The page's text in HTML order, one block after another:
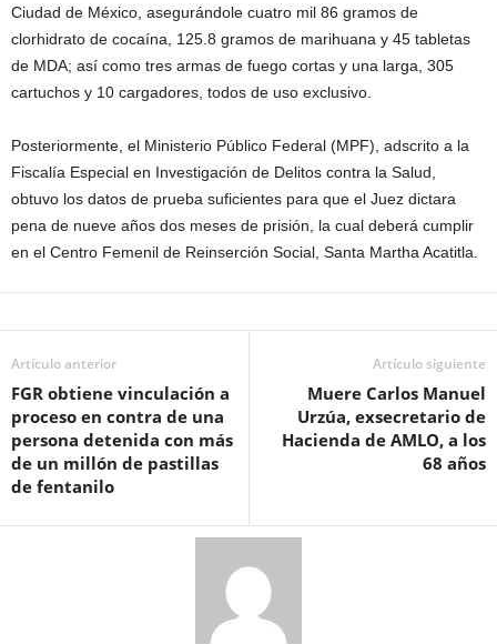
Ciudad de México, asegurándole cuatro mil 86 gramos de
clorhidrato de cocaína, 125.8 gramos de marihuana y 45 tabletas
de MDA; así como tres armas de fuego cortas y una larga, 305
cartuchos y 10 cargadores, todos de uso exclusivo.
Posteriormente, el Ministerio Público Federal (MPF), adscrito a la
Fiscalía Especial en Investigación de Delitos contra la Salud,
obtuvo los datos de prueba suficientes para que el Juez dictara
pena de nueve años dos meses de prisión, la cual deberá cumplir
en el Centro Femenil de Reinserción Social, Santa Martha Acatitla.
Artículo anterior
FGR obtiene vinculación a
proceso en contra de una
persona detenida con más
de un millón de pastillas
de fentanilo
Artículo siguiente
Muere Carlos Manuel
Urzúa, exsecretario de
Hacienda de AMLO, a los
68 años